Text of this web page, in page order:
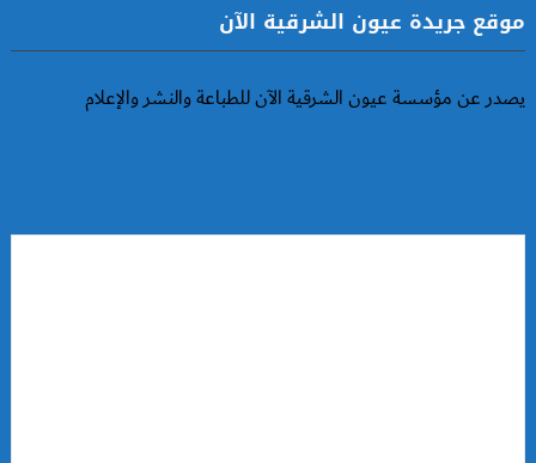
موقع جريدة عيون الشرقية الآن
يصدر عن مؤسسة عيون الشرقية الآن للطباعة والنشر والإعلام